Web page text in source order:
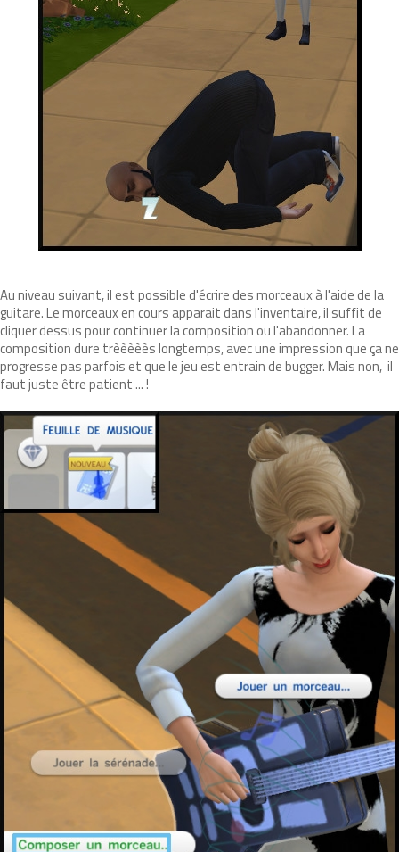
Au niveau suivant, il est possible d'écrire des morceaux à l'aide de la
guitare. Le morceaux en cours apparait dans l'inventaire, il suffit de
cliquer dessus pour continuer la composition ou l'abandonner. La
composition dure trèèèèès longtemps, avec une impression que ça ne
progresse pas parfois et que le jeu est entrain de bugger. Mais non, il
faut juste être patient ... !